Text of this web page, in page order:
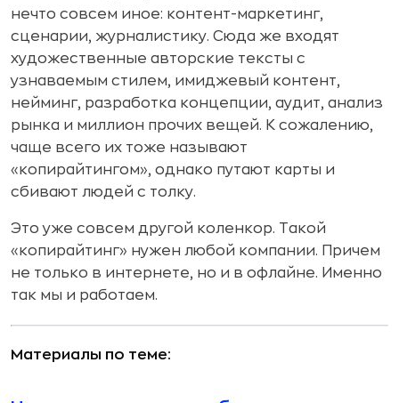
нечто совсем иное: контент-маркетинг,
сценарии, журналистику. Сюда же входят
художественные авторские тексты с
узнаваемым стилем, имиджевый контент,
нейминг, разработка концепции, аудит, анализ
рынка и миллион прочих вещей. К сожалению,
чаще всего их тоже называют
«копирайтингом», однако путают карты и
сбивают людей с толку.
Это уже совсем другой коленкор. Такой
«копирайтинг» нужен любой компании. Причем
не только в интернете, но и в офлайне. Именно
так мы и работаем.
Материалы по теме: